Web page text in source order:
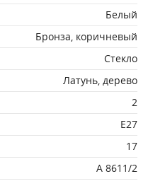
Белый
Бронза, коричневый
Стекло
Латунь, дерево
2
E27
17
A 8611/2